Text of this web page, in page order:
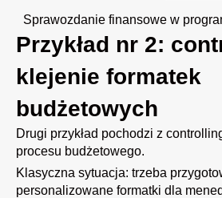
Sprawozdanie finansowe w
Przykład nr 2:
klejenie formatek
budżetowych
Drugi przykład pochodzi z
procesu budżetowego.
Klasyczna sytuacja: trzeba
personalizowane formatki dla